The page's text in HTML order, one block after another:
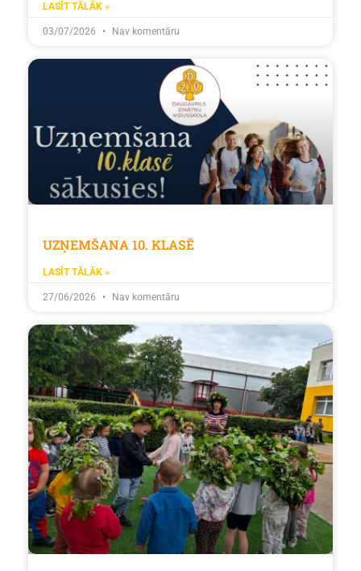
LASĪT TĀLĀK »
03/07/2026 Nav komentāru
UZŅEMŠANA 10. KLASĒ
LASĪT TĀLĀK »
27/06/2026 Nav komentāru